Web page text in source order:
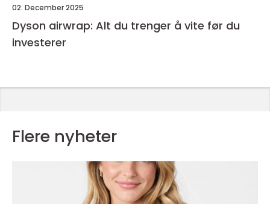
02. December 2025
Dyson airwrap: Alt du trenger å vite før du
investerer
Flere nyheter